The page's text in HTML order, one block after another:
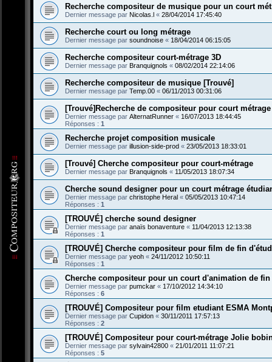
Recherche compositeur de musique pour un court
Dernier message par Nicolas.l « 28/04/2014 17:45:40
Recherche court ou long métrage
Dernier message par soundnoise « 18/04/2014 06:15:05
Recherche compositeur court-métrage 3D
Dernier message par Branquignols « 08/02/2014 22:14:06
Recherche compositeur de musique [Trouvé]
Dernier message par Temp.00 « 06/11/2013 00:31:06
[Trouvé]Recherche de compositeur pour court métrage
Dernier message par AlternatRunner « 16/07/2013 18:44:45
Réponses : 1
Recherche projet composition musicale
Dernier message par illusion-side-prod « 23/05/2013 18:33:01
[Trouvé] Cherche compositeur pour court-métrage
Dernier message par Branquignols « 11/05/2013 18:07:34
Cherche sound designer pour un court métrage
Dernier message par christophe Heral « 05/05/2013 10:47:14
Réponses : 1
[TROUVÉ] cherche sound designer
Dernier message par anaïs bonaventure « 11/04/2013 12:13:38
Réponses : 1
[TROUVÉ] Cherche compositeur pour film de fin
Dernier message par yeoh « 24/11/2012 10:50:11
Réponses : 1
Cherche compositeur pour un court d'animation de fin
Dernier message par pumckar « 17/10/2012 14:34:10
Réponses : 6
[TROUVÉ] Compositeur pour film etudiant ESMA
Dernier message par Cupidon « 30/11/2011 17:57:13
Réponses : 2
[TROUVÉ] Compositeur pour court-métrage Jolie
Dernier message par sylvain42800 « 21/01/2011 11:07:21
Réponses : 5